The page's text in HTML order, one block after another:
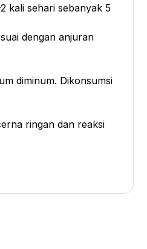
kali sehari sebanyak 5
dengan anjuran
diminum. Dikonsumsi
ringan dan reaksi